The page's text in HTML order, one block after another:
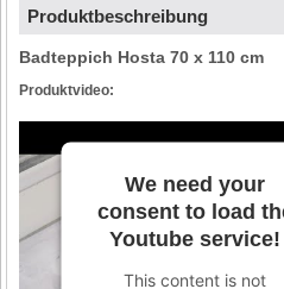
Produktbeschreibung
Badteppich Hosta 70 x 110 cm
Produktvideo:
We need your
consent to load
Youtube service!
This content is not